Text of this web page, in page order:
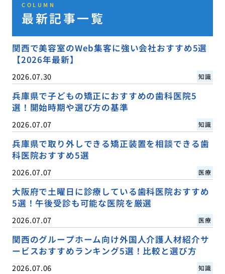
COLUMN
最新記事一覧
関西で美容室のWeb集客に強い会社おすすめ5選
【2026年最新】
2026.07.30 知識
兵庫県で子どもの矯正におすすめの歯科医院5
選！開始時期や選び方の基準
2026.07.07 知識
兵庫県で取り外しできる矯正装置を相談できる歯
科医院おすすめ5選
2026.07.07 医療
大阪府で土曜日に診療している歯科医院おすすめ
5選！午後受診も可能な医院を厳選
2026.07.07 医療
関西のグループホーム向け外国人介護人材紹介サ
ービスおすすめランキング5選！比較と選び方
2026.07.06 知識